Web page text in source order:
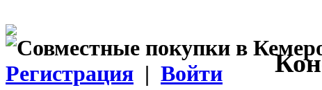
Регистрация | Войти